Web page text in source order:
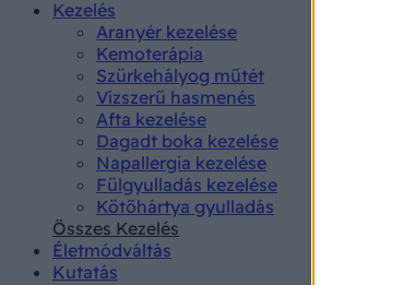
Kezelés
Aranyér kezelése
Kemoterápia
Szürkehályog műtét
Vízszerű hasmenés
Afta kezelése
Dagadt boka kezelése
Napallergia kezelése
Fülgyulladás kezelése
Kötőhártya gyulladás
Összes Kezelés
Életmódváltás
Kutatás